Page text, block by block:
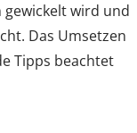
gewickelt wird und
Das Umsetzen
Tipps beachtet